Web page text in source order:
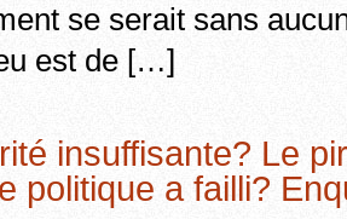
se serait sans
est de […]
insuffisante? Le
politique a failli?